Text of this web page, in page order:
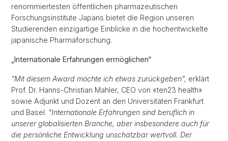
renommiertesten öffentlichen pharmazeutischen
Forschungsinstitute Japans bietet die Region unseren
Studierenden einzigartige Einblicke in die hochentwickelte
japanische Pharmaforschung.
„Internationale Erfahrungen ermöglichen“
"Mit diesem Award möchte ich etwas zurückgeben", erklärt
Prof. Dr. Hanns-Christian Mahler, CEO von «ten23 health»
sowie Adjunkt und Dozent an den Universitäten Frankfurt
und Basel. "Internationale Erfahrungen sind beruflich in
unserer globalisierten Branche, aber insbesondere auch für
die persönliche Entwicklung unschätzbar wertvoll. Der